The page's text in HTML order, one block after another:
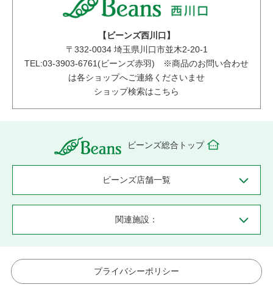
【ビーンズ西川口】
〒 332-0034埼玉県川口市並木2-20-1
TEL:03-3903-6761(ビーンズ赤羽) ※商品のお問い合わせ
は各ショップへご連絡くださいませ
ショップ検索はこちら
ビーンズ総合トップ
ビーンズ店舗一覧
関連施設：
プライバシーポリシー